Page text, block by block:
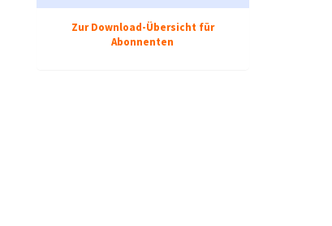
Zur Download-Übersicht für
Abonnenten